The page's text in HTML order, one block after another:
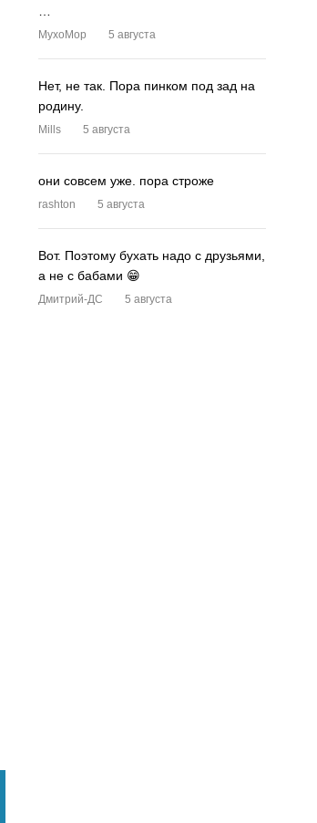
MyxoMop 5 августа
Нет, не так. Пора пинком под зад на
родину.
Mills 5 августа
они совсем уже. пора строже
rashton 5 августа
Вот. Поэтому бухать надо с друзьями,
а не с бабами 😁
Дмитрий-ДС 5 августа